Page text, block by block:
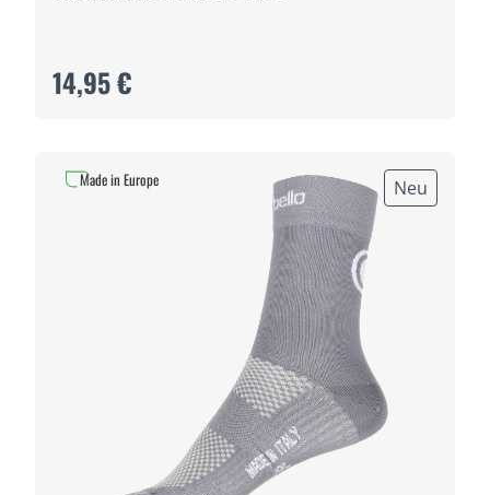
14,95 €
Neu
Made in Europe